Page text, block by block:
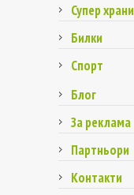
Супер храни
Билки
Спорт
Блог
За реклама
Партньори
Контакти